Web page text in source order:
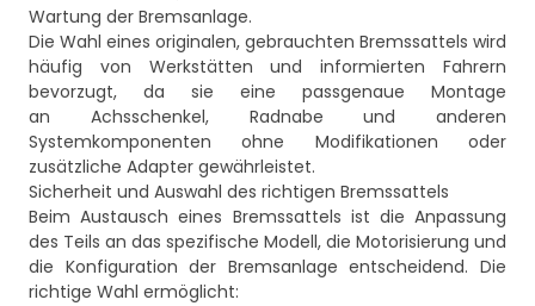
Wartung der Bremsanlage.
Die Wahl eines originalen, gebrauchten Bremssattels wird
häufig von Werkstätten und informierten Fahrern
bevorzugt, da sie eine passgenaue Montage
an Achsschenkel, Radnabe und anderen
Systemkomponenten ohne Modifikationen oder
zusätzliche Adapter gewährleistet.
Sicherheit und Auswahl des richtigen Bremssattels
Beim Austausch eines Bremssattels ist die Anpassung
des Teils an das spezifische Modell, die Motorisierung und
die Konfiguration der Bremsanlage entscheidend. Die
richtige Wahl ermöglicht: